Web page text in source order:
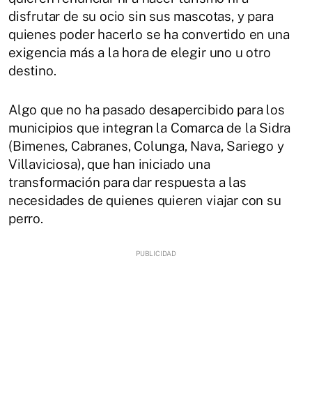
disfrutar de su ocio sin sus mascotas, y para
quienes poder hacerlo se ha convertido en una
exigencia más a la hora de elegir uno u otro
destino.
Algo que no ha pasado desapercibido para los
municipios que integran la Comarca de la Sidra
(Bimenes, Cabranes, Colunga, Nava, Sariego y
Villaviciosa), que han iniciado una
transformación para dar respuesta a las
necesidades de quienes quieren viajar con su
perro.